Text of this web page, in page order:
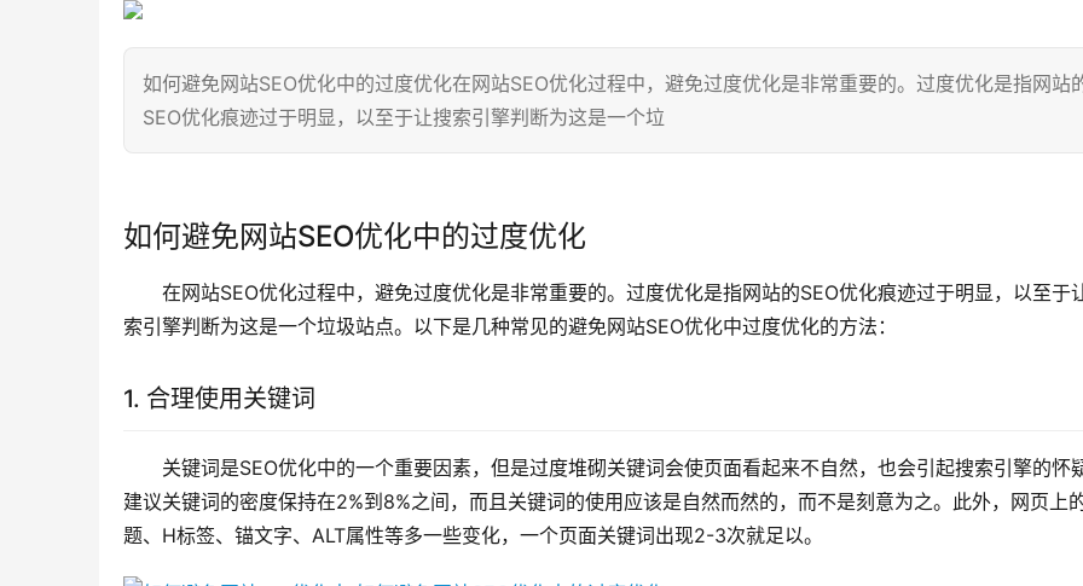
如何避免网站SEO优化中的过度优化在网站SEO优化过程中，避免过度优化是非常重要的。过度优化是指网站
SEO优化痕迹过于明显，以至于让搜索引擎判断为这是一个垃
如何避免网站SEO优化中的过度优化
在网站SEO优化过程中，避免过度优化是非常重要的。过度优化是指网站的SEO优化痕迹过于明显，以至于
索引擎判断为这是一个垃圾站点。以下是几种常见的避免网站SEO优化中过度优化的方法：
1. 合理使用关键词
关键词是SEO优化中的一个重要因素，但是过度堆砌关键词会使页面看起来不自然，也会引起搜索引擎的怀疑
建议关键词的密度保持在2%到8%之间，而且关键词的使用应该是自然而然的，而不是刻意为之。此外，网页上
题、H标签、锚文字、ALT属性等多一些变化，一个页面关键词出现2-3次就足以。